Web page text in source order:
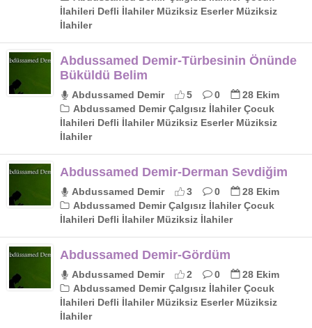
İlahileri Defli İlahiler Müziksiz Eserler Müziksiz
İlahiler
Abdussamed Demir-Türbesinin Önünde
Büküldü Belim
Abdussamed Demir 5 0
28 Ekim
Abdussamed Demir Çalgısız İlahiler Çocuk
İlahileri Defli İlahiler Müziksiz Eserler Müziksiz
İlahiler
Abdussamed Demir-Derman Sevdiğim
Abdussamed Demir 3 0
28 Ekim
Abdussamed Demir Çalgısız İlahiler Çocuk
İlahileri Defli İlahiler Müziksiz İlahiler
Abdussamed Demir-Gördüm
Abdussamed Demir 2 0
28 Ekim
Abdussamed Demir Çalgısız İlahiler Çocuk
İlahileri Defli İlahiler Müziksiz Eserler Müziksiz
İlahiler